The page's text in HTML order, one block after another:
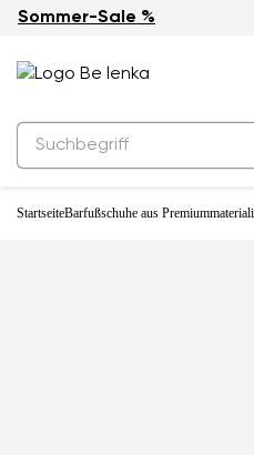
Sommer-Sale %
StartseiteBarfußschuhe aus
-27%